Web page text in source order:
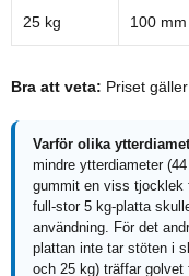
25 kg 100 mm
Bra att veta: Priset
Varför olika
mindre ytterdiameter
gummit en viss tjocklek
full-stor 5 kg-platta
användning. För det
plattan inte tar stöten i
och 25 kg) träffar golvet